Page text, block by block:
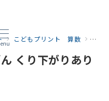
こどもプリント 算数 こ
くり下がりあり